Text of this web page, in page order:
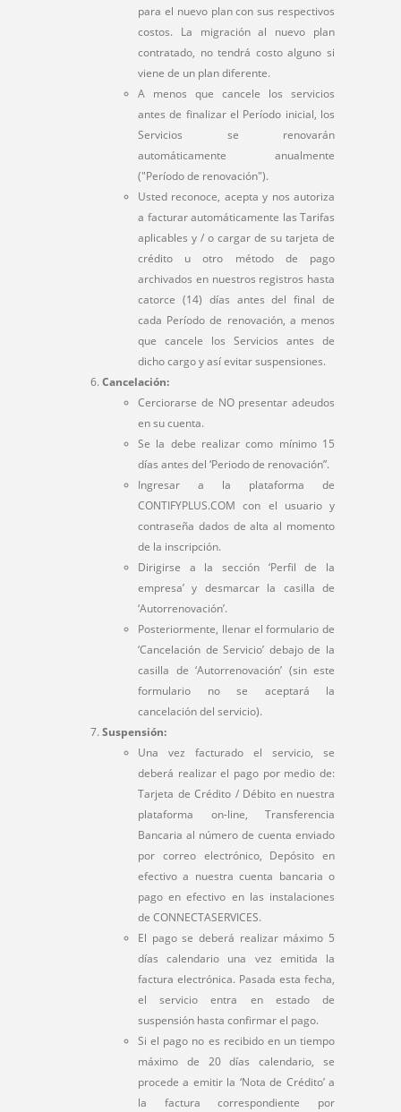
para el nuevo plan con sus respectivos
costos. La migración al nuevo plan
contratado, no tendrá costo alguno si
viene de un plan diferente.
A menos que cancele los servicios
antes de finalizar el Período inicial, los
Servicios se renovarán
automáticamente anualmente
("Período de renovación").
Usted reconoce, acepta y nos autoriza
a facturar automáticamente las Tarifas
aplicables y / o cargar de su tarjeta de
crédito u otro método de pago
archivados en nuestros registros hasta
catorce (14) días antes del final de
cada Período de renovación, a menos
que cancele los Servicios antes de
dicho cargo y así evitar suspensiones.
Cancelación:
Cerciorarse de NO presentar adeudos
en su cuenta.
Se la debe realizar como mínimo 15
días antes del ‘Periodo de renovación”.
Ingresar a la plataforma de
CONTIFYPLUS.COM con el usuario y
contraseña dados de alta al momento
de la inscripción.
Dirigirse a la sección ‘Perfil de la
empresa’ y desmarcar la casilla de
‘Autorrenovación’.
Posteriormente, llenar el formulario de
‘Cancelación de Servicio’ debajo de la
casilla de ‘Autorrenovación’ (sin este
formulario no se aceptará la
cancelación del servicio).
Suspensión:
Una vez facturado el servicio, se
deberá realizar el pago por medio de:
Tarjeta de Crédito / Débito en nuestra
plataforma on-line, Transferencia
Bancaria al número de cuenta enviado
por correo electrónico, Depósito en
efectivo a nuestra cuenta bancaria o
pago en efectivo en las instalaciones
de CONNECTASERVICES.
El pago se deberá realizar máximo 5
días calendario una vez emitida la
factura electrónica. Pasada esta fecha,
el servicio entra en estado de
suspensión hasta confirmar el pago.
Si el pago no es recibido en un tiempo
máximo de 20 días calendario, se
procede a emitir la ‘Nota de Crédito’ a
la factura correspondiente por